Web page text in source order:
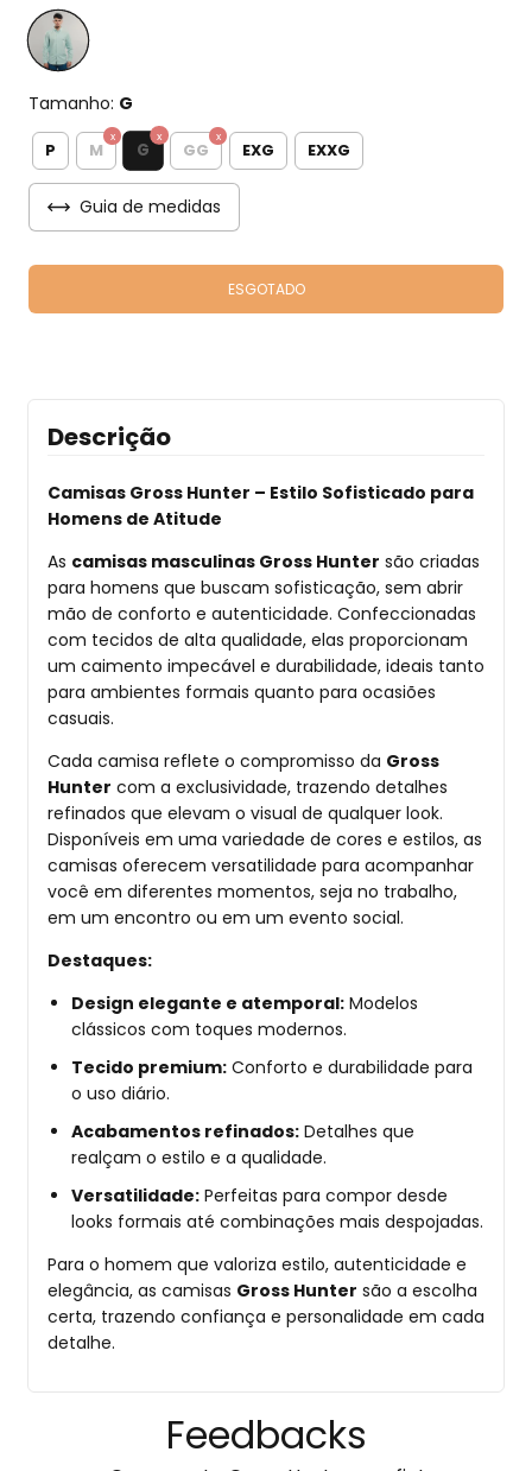
Tamanho: G
P M G GG EXG EXXG
Guia de medidas
Descrição
Camisas Gross Hunter – Estilo Sofisticado para
Homens de Atitude
As camisas masculinas Gross Hunter são criadas
para homens que buscam sofisticação, sem abrir
mão de conforto e autenticidade. Confeccionadas
com tecidos de alta qualidade, elas proporcionam
um caimento impecável e durabilidade, ideais tanto
para ambientes formais quanto para ocasiões
casuais.
Cada camisa reflete o compromisso da Gross
Hunter com a exclusividade, trazendo detalhes
refinados que elevam o visual de qualquer look.
Disponíveis em uma variedade de cores e estilos, as
camisas oferecem versatilidade para acompanhar
você em diferentes momentos, seja no trabalho,
em um encontro ou em um evento social.
Destaques:
Design elegante e atemporal: Modelos
clássicos com toques modernos.
Tecido premium: Conforto e durabilidade para
o uso diário.
Acabamentos refinados: Detalhes que
realçam o estilo e a qualidade.
Versatilidade: Perfeitas para compor desde
looks formais até combinações mais despojadas.
Para o homem que valoriza estilo, autenticidade e
elegância, as camisas Gross Hunter são a escolha
certa, trazendo confiança e personalidade em cada
detalhe.
Feedbacks